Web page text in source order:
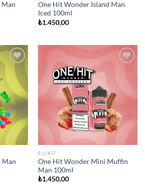
One Hit Wonder Island Man
Iced 100ml
₺1.450,00
wishlist
Man
E-LIKIT
One Hit Wonder Mini Muffin
Man 100ml
₺1.450,00